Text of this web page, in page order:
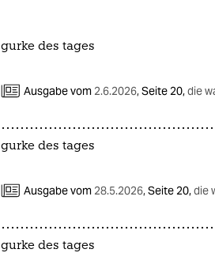
gurke des tages
Ausgabe vom 2.6.2026,Seite 20,die
gurke des tages
Ausgabe vom 28.5.2026,Seite 20,die
gurke des tages